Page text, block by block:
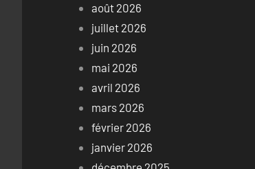
août 2026
juillet 2026
juin 2026
mai 2026
avril 2026
mars 2026
février 2026
janvier 2026